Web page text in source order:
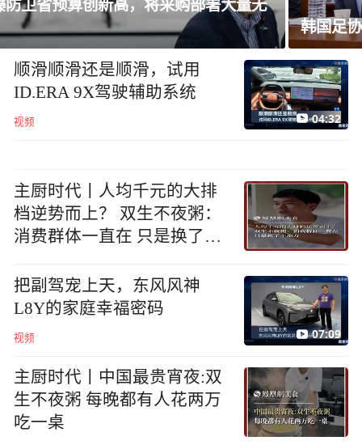
韩国足协就“性招待”外国裁判丑闻致歉
顺滑顺滑还是顺滑，试用
ID.ERA 9X驾驶辅助系统
视频 04:32
主厨时代丨人均千元的大排
档逆势而上？ 双生不夜粥：
消费群体一直在 只是换了个
把副驾宠上天，东风风神
L8Y的家庭幸福密码
视频 07:09
主厨时代丨中国最贵宵夜:双
生不夜粥 每晚都有人花两万
吃一桌